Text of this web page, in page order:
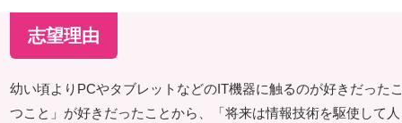
志望理由
幼い頃よりPCやタブレットなどのIT機器に触るのが好きだった
つこと」が好きだったことから、「将来は情報技術を駆使して